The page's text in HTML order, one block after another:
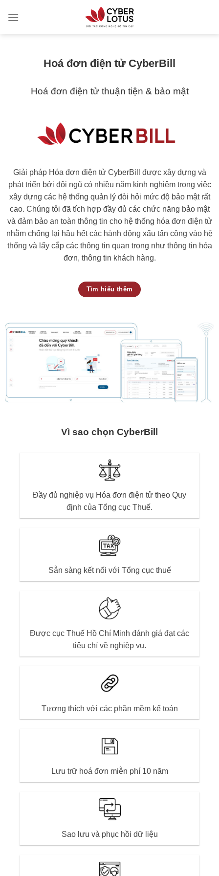
Hoá đơn điện tử CyberBill
Hoá đơn điện tử thuận tiện & bảo mật
Giải pháp Hóa đơn điện tử CyberBill được xây dựng và
phát triển bởi đội ngũ có nhiều năm kinh nghiệm trong việc
xây dựng các hệ thống quản lý đòi hỏi mức độ bảo mật rất
cao. Chúng tôi đã tích hợp đầy đủ các chức năng bảo mật
và đảm bảo an toàn thông tin cho hệ thống hóa đơn điện tử
nhằm chống lại hầu hết các hành động xấu tấn công vào hệ
thống và lấy cắp các thông tin quan trọng như thông tin hóa
đơn, thông tin khách hàng.
Tìm hiểu thêm
Vì sao chọn CyberBill
Đầy đủ nghiệp vụ Hóa đơn điện tử theo Quy
định của Tổng cục Thuế.
Đầy đủ nghiệp vụ Hóa đơn điện tử theo Quy
định của Tổng cục Thuế.
Sẵn sàng kết nối với Tổng cục thuế
Sẵn sàng kết nối với Tổng cục thuế
Được cục Thuế Hồ Chí Minh đánh giá đạt các
tiêu chí về nghiệp vụ.
Được cục Thuế Hồ Chí Minh đánh giá đạt các
tiêu chí về nghiệp vụ.
Tương thích với các phần mềm kế toán
Tương thích với các phần mềm kế toán
Lưu trữ hoá đơn miễn phí 10 năm
Lưu trữ hoá đơn miễn phí 10 năm
Sao lưu và phục hồi dữ liệu
Sao lưu và phục hồi dữ liệu